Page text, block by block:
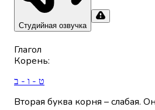
Студийная озвучка
Глагол
Корень:
ט - ו - ב
Вторая буква корня – слабая.